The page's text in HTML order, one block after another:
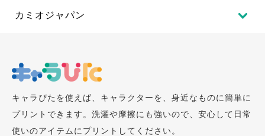
カミオジャパン
キャラぴたを使えば、キャラクターを、身近なものに簡単に
プリントできます。洗濯や摩擦にも強いので、安心して日常
使いのアイテムにプリントしてください。